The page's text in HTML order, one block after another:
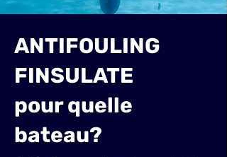
ANTIFOULING
FINSULATE
pour quelle
bateau?